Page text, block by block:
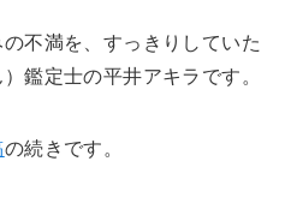
不満を、すっきりしていた
鑑定士の平井アキラです。
の続きです。